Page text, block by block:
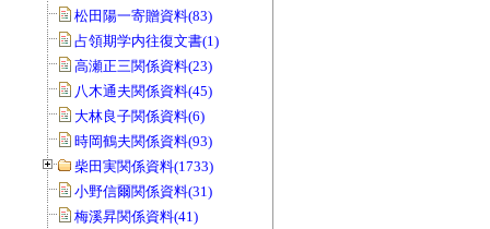
松田陽一寄贈資料(83)
占領期学内往復文書(1)
高瀬正三関係資料(23)
八木通夫関係資料(45)
大林良子関係資料(6)
時岡鶴夫関係資料(93)
柴田実関係資料(1733)
小野信爾関係資料(31)
梅溪昇関係資料(41)